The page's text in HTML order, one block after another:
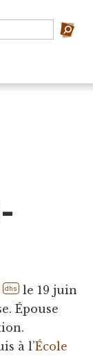
dhs
le 19 juin
Épouse
à l’École